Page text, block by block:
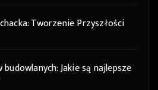
Tworzenie Przyszłości
Jakie są najlepsze